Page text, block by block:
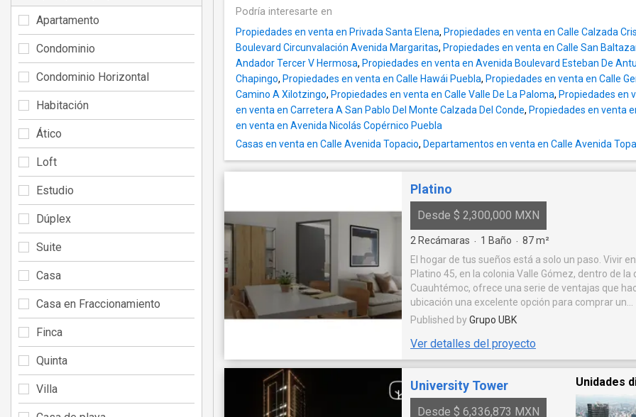
Podría interesarte en
Propiedades en venta en Privada Santa Elena, Propiedades en venta en Calle Calzada
Boulevard Circunvalación Avenida Margaritas, Propiedades en venta en Calle San
Andador Tercer V Hermosa, Propiedades en venta en Avenida Boulevard Esteban De
Chapingo, Propiedades en venta en Calle Hawái Puebla, Propiedades en venta en Calle
Camino A Xilotzingo, Propiedades en venta en Calle Valle De La Paloma, Propiedades en
en venta en Carretera A San Pablo Del Monte Calzada Del Conde, Propiedades en venta
en venta en Avenida Nicolás Copérnico Puebla
Casas en venta en Calle Avenida Topacio, Departamentos en venta en Calle Avenida
Platino
Desde $ 2,300,000 MXN
2 Recámaras · 1 Baño · 87m²
El hogar de tus sueños está a solo un paso. Vivir en Calle
Platino 45, en la colonia Valle Gómez, dentro de la
Cuauhtémoc, ofrece una serie de ventajas que
ubicación una excelente opción para comprar un
departamento. La zona cuenta con una excelente
de acceso como el Eje 1 Norte y el Circuito Interior.
está a pocos minutos de la estación de metro
Ciudad de México. La zona ofrece acceso a varios parques y
áreas verdes donde puedes disfrutar de
Published byGrupo UBK
Ver detalles del proyecto
University Tower
Desde $ 6,336,873 MXN
Unidades
Apartamento
Condominio
Condominio Horizontal
Habitación
Ático
Loft
Estudio
Dúplex
Suite
Casa
Casa en Fraccionamiento
Finca
Quinta
Villa